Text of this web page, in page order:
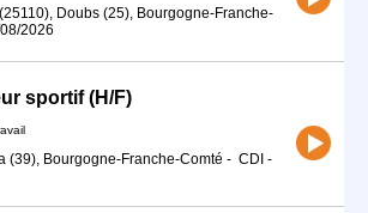
Doubs (25), Bourgogne-Franche-
2026
sportif (H/F)
(39), Bourgogne-Franche-Comté - CDI -